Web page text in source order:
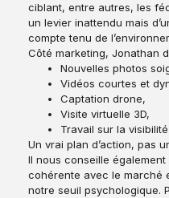
ciblant, entre autres, les
un levier inattendu mais
compte tenu de
Côté marketing, Jonathan
Nouvelles photos
Vidéos courtes et
Captation drone,
Visite virtuelle 3D,
Travail sur la
Un vrai plan d’action, pas
Il nous conseille
cohérente avec le marché
notre seuil psychologique.